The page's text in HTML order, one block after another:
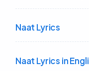
Naat Lyrics
Naat Lyrics in